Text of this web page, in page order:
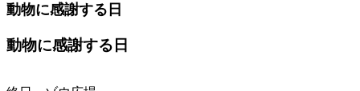
動物に感謝する日
動物に感謝する日